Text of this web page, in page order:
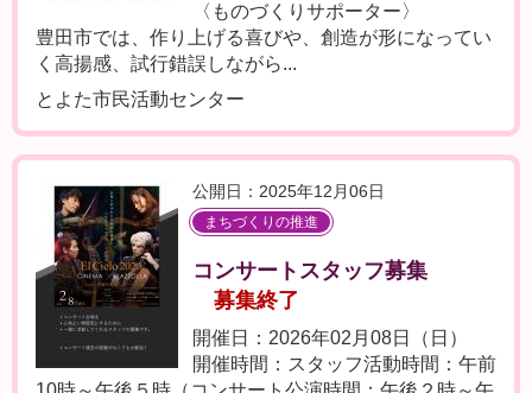
〈ものづくりサポーター〉
豊田市では、作り上げる喜びや、創造が形になってい
く高揚感、試行錯誤しながら...
とよた市民活動センター
公開日：2025年12月06日
まちづくりの推進
コンサートスタッフ募集
募集終了
開催日：2026年02月08日（日）
開催時間：スタッフ活動時間：午前